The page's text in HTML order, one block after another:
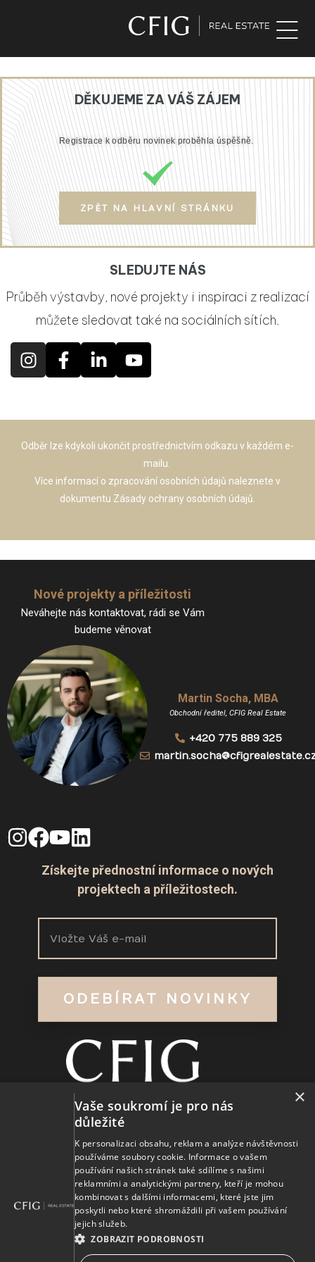
DĚKUJEME ZA VÁŠ ZÁJEM
Registrace k odběru novinek proběhla úspěšně.
ZPĚT NA HLAVNÍ STRÁNKU
SLEDUJTE NÁS
Průběh výstavby, nové projekty i inspiraci z realizací
můžete sledovat také na sociálních sítích.
Odběr lze kdykoli ukončit prostřednictvím odkazu v každém e-
mailu.
Více informací o zpracování osobních údajů naleznete v
dokumentu Zásady ochrany osobních údajů.
Nové projekty a příležitosti
Neváhejte nás kontaktovat, rádi se Vám
budeme věnovat
Martin Socha, MBA
Obchodní ředitel, CFIG Real Estate
+420 775 889 325
Získejte přednostní informace o nových
projektech a příležitostech.
ODEBÍRAT NOVINKY
Jana Palacha 2944, 530 02 Pardubice
+420 775 889 325
info@cfigrealestate.cz
www.cfigrealestate.cz
×
Vaše soukromí je pro nás
důležité
K personalizaci obsahu, reklam a analýze návštěvnosti
používáme soubory cookie. Informace o vašem
používání našich stránek také sdílíme s našimi
reklamními a analytickými partnery, kteří je mohou
kombinovat s dalšími informacemi, které jste jim
poskytli nebo které shromáždili při vašem používání
jejich služeb.
ZOBRAZIT PODROBNOSTI